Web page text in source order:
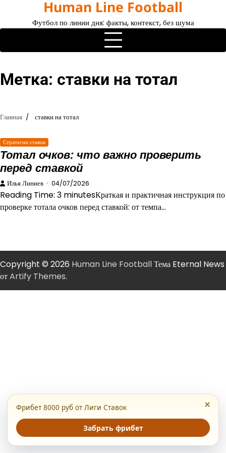
содержимому
Human Line Football
Футбол по линии дня: факты, контекст, без шума
Метка: ставки на тотал
Главная ставки на тотал
Стратегии ставок
Тотал очков: что важно проверить
перед ставкой
Илья Линиев 04/07/2026
Reading Time: 3 minutesКраткая и практичная инструкция по
проверке тотала очков перед ставкой: от темпа…
Copyright © 2026 Human Line FootballТема Eternal News
отArtify Themes.
×
Фрибет 8000 руб от Лиги Ставок
Забрать фрибет